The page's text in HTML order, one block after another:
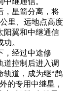
星箭分离，将
里、远地点高度
阳翼和中继通信
。
经过中途修
道控制后进入调
轨道，成为继“鹊
的专用中继星，